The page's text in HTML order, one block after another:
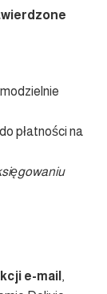
płatności na
e-mail ,